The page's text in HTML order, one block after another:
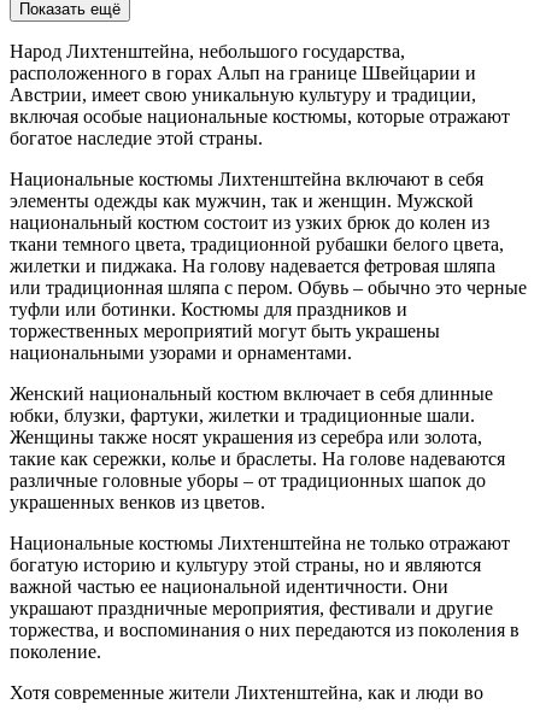
Показать ещё
Народ Лихтенштейна, небольшого государства,
расположенного в горах Альп на границе Швейцарии и
Австрии, имеет свою уникальную культуру и традиции,
включая особые национальные костюмы, которые отражают
богатое наследие этой страны.
Национальные костюмы Лихтенштейна включают в себя
элементы одежды как мужчин, так и женщин. Мужской
национальный костюм состоит из узких брюк до колен из
ткани темного цвета, традиционной рубашки белого цвета,
жилетки и пиджака. На голову надевается фетровая шляпа
или традиционная шляпа с пером. Обувь – обычно это черные
туфли или ботинки. Костюмы для праздников и
торжественных мероприятий могут быть украшены
национальными узорами и орнаментами.
Женский национальный костюм включает в себя длинные
юбки, блузки, фартуки, жилетки и традиционные шали.
Женщины также носят украшения из серебра или золота,
такие как сережки, колье и браслеты. На голове надеваются
различные головные уборы – от традиционных шапок до
украшенных венков из цветов.
Национальные костюмы Лихтенштейна не только отражают
богатую историю и культуру этой страны, но и являются
важной частью ее национальной идентичности. Они
украшают праздничные мероприятия, фестивали и другие
торжества, и воспоминания о них передаются из поколения в
поколение.
Хотя современные жители Лихтенштейна, как и люди во